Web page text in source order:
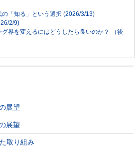
「知る」という選択 (2026/3/13)
2/9)
界を変えるにはどうしたら良いのか？ （後
展望
展望
取り組み